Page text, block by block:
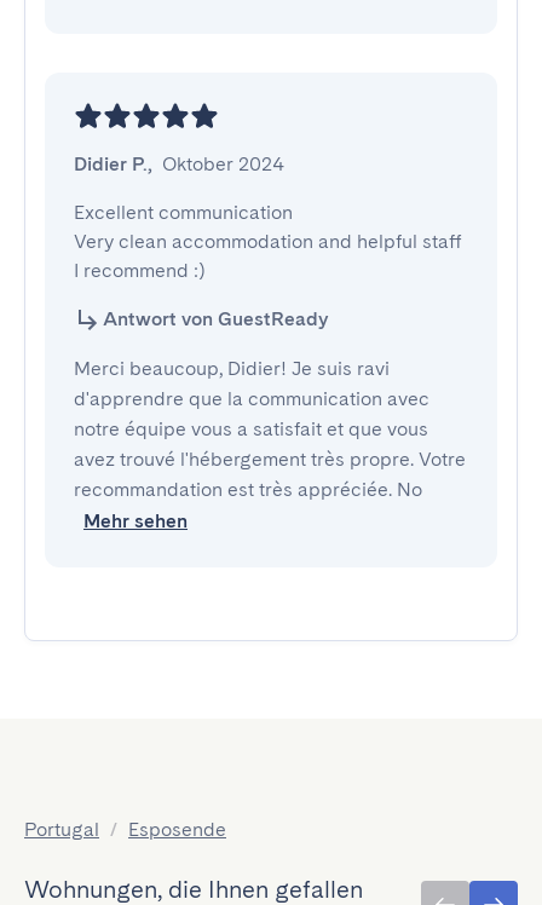
Didier P., Oktober 2024
Excellent communication
Very clean accommodation and helpful staff
I recommend :)
Antwort von GuestReady
Merci beaucoup, Didier! Je suis ravi
d'apprendre que la communication avec
notre équipe vous a satisfait et que vous
avez trouvé l'hébergement très propre. Votre
recommandation est très appréciée. No
Mehr sehen
Portugal / Esposende
Wohnungen, die Ihnen gefallen